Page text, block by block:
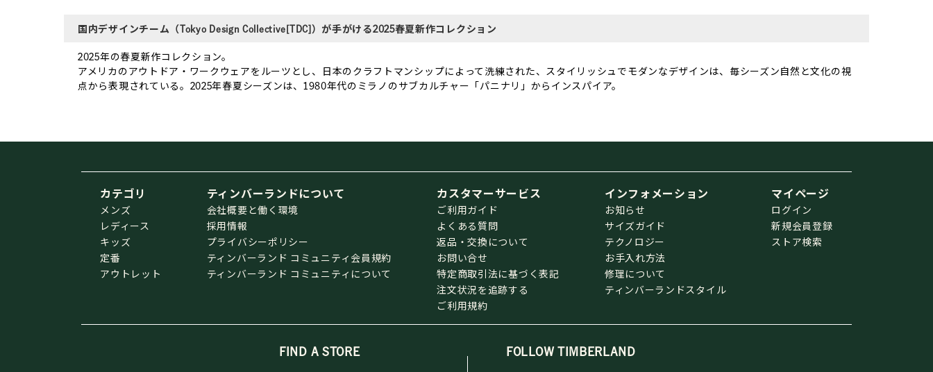
国内デザインチーム（Tokyo Design Collective[TDC]）が手がける2025春夏新作コレクション
2025年の春夏新作コレクション。
アメリカのアウトドア・ワークウェアをルーツとし、日本のクラフトマンシップによって洗練された、スタイリッシュでモダンなデザインは、毎シーズン自然と文化の視
点から表現されている。2025年春夏シーズンは、1980年代のミラノのサブカルチャー「パニナリ」からインスパイア。
カテゴリ
メンズ
レディース
キッズ
定番
アウトレット
ティンバーランドについて
会社概要と働く環境
採用情報
プライバシーポリシー
ティンバーランド コミュニティ会員規約
ティンバーランド コミュニティについて
カスタマーサービス
ご利用ガイド
よくある質問
返品・交換について
お問い合せ
特定商取引法に基づく表記
注文状況を追跡する
ご利用規約
インフォメーション
お知らせ
サイズガイド
テクノロジー
お手入れ方法
修理について
ティンバーランドスタイル
マイページ
ログイン
新規会員登録
ストア検索
FIND A STORE FOLLOW TIMBERLAND